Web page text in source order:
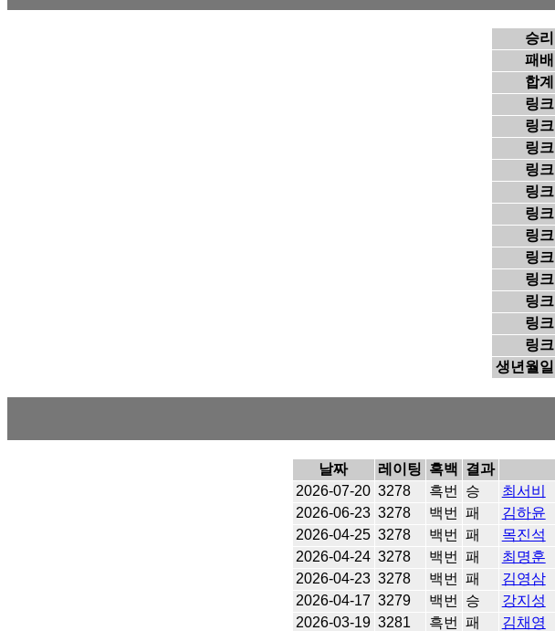
승리
패배
합계
링크
링크
링크
링크
링크
링크
링크
링크
링크
링크
링크
링크
생년월일
날짜 레이팅 흑백 결과
2026-07-20 3278 흑번 승 최서비
2026-06-23 3278 백번 패 김하윤
2026-04-25 3278 백번 패 목진석
2026-04-24 3278 백번 패 최명훈
2026-04-23 3278 백번 패 김영삼
2026-04-17 3279 백번 승 강지성
2026-03-19 3281 흑번 패 김채영